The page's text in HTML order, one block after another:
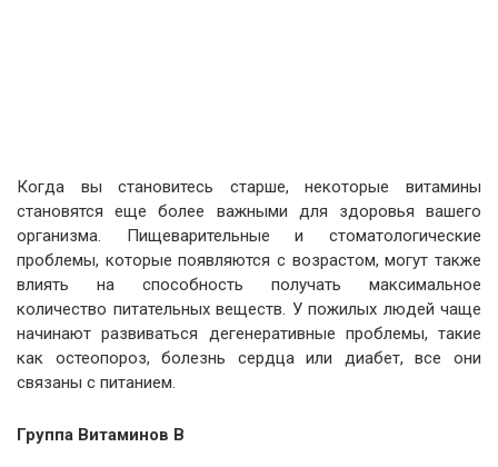
Когда вы становитесь старше, некоторые витамины
становятся еще более важными для здоровья вашего
организма. Пищеварительные и стоматологические
проблемы, которые появляются с возрастом, могут также
влиять на способность получать максимальное
количество питательных веществ. У пожилых людей чаще
начинают развиваться дегенеративные проблемы, такие
как остеопороз, болезнь сердца или диабет, все они
связаны с питанием.
Группа Витаминов В